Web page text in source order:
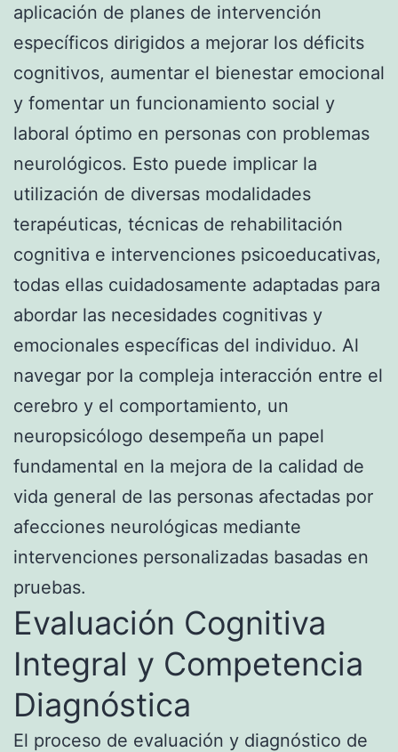
aplicación de planes de intervención
específicos dirigidos a mejorar los déficits
cognitivos, aumentar el bienestar emocional
y fomentar un funcionamiento social y
laboral óptimo en personas con problemas
neurológicos. Esto puede implicar la
utilización de diversas modalidades
terapéuticas, técnicas de rehabilitación
cognitiva e intervenciones psicoeducativas,
todas ellas cuidadosamente adaptadas para
abordar las necesidades cognitivas y
emocionales específicas del individuo. Al
navegar por la compleja interacción entre el
cerebro y el comportamiento, un
neuropsicólogo desempeña un papel
fundamental en la mejora de la calidad de
vida general de las personas afectadas por
afecciones neurológicas mediante
intervenciones personalizadas basadas en
pruebas.
Evaluación Cognitiva
Integral y Competencia
Diagnóstica
El proceso de evaluación y diagnóstico de